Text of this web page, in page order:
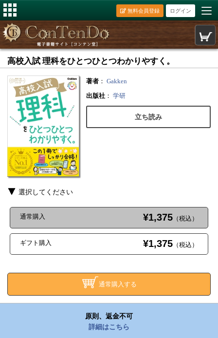
ログイン
無料会員登録
高校入試 理科をひとつひとつわかりやすく。
著者 ： Gakken
出版社 ： 学研
立ち読み
選択してください
通常購入 ¥1,375 （税込）
ギフト購入 ¥1,375 （税込）
通常購入する
原則、返金不可
詳細はこちら